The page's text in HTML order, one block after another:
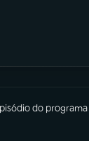
do programa